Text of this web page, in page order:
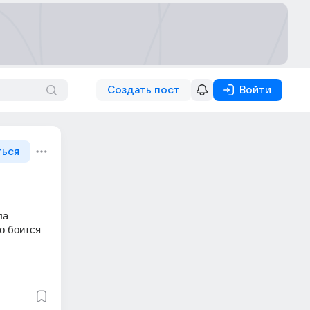
Создать пост Войти
боится